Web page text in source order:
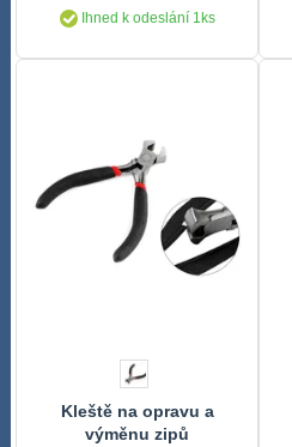
Ihned k odeslání 1ks
Kleště na opravu a
výměnu zipů